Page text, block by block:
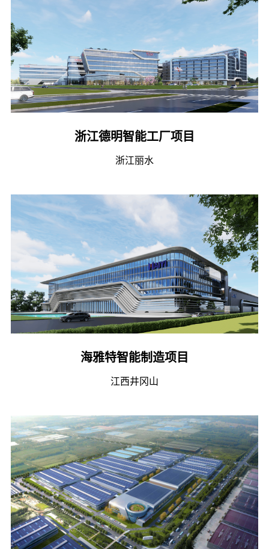
浙江德明智能工厂项目
浙江丽水
海雅特智能制造项目
江西井冈山